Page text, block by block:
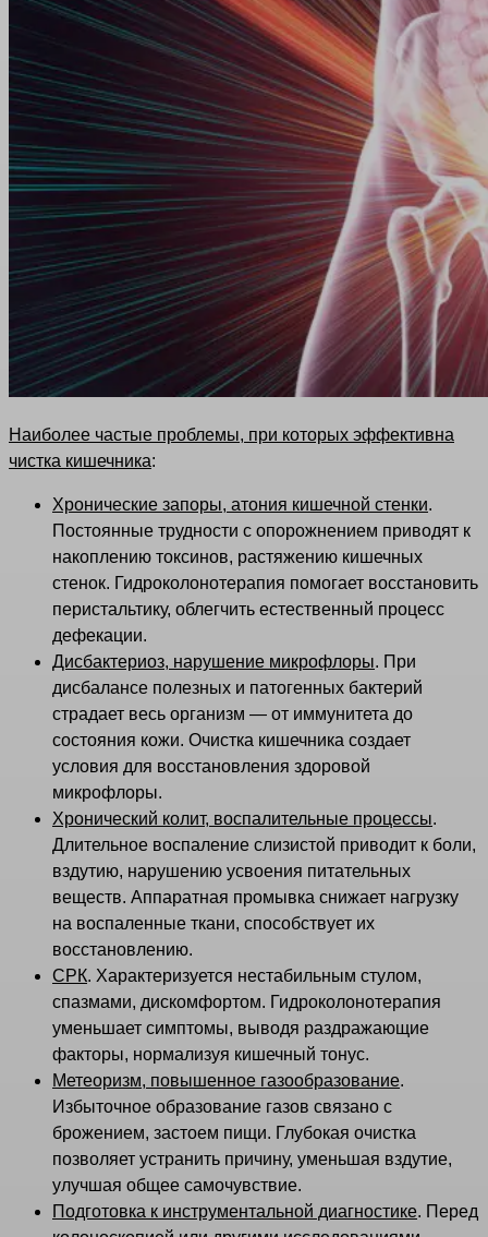
Наиболее частые проблемы, при которых эффективна
чистка кишечника:
Хронические запоры, атония кишечной стенки.
Постоянные трудности с опорожнением приводят к
накоплению токсинов, растяжению кишечных
стенок. Гидроколонотерапия помогает восстановить
перистальтику, облегчить естественный процесс
дефекации.
Дисбактериоз, нарушение микрофлоры. При
дисбалансе полезных и патогенных бактерий
страдает весь организм — от иммунитета до
состояния кожи. Очистка кишечника создает
условия для восстановления здоровой
микрофлоры.
Хронический колит, воспалительные процессы.
Длительное воспаление слизистой приводит к боли,
вздутию, нарушению усвоения питательных
веществ. Аппаратная промывка снижает нагрузку
на воспаленные ткани, способствует их
восстановлению.
СРК. Характеризуется нестабильным стулом,
спазмами, дискомфортом. Гидроколонотерапия
уменьшает симптомы, выводя раздражающие
факторы, нормализуя кишечный тонус.
Метеоризм, повышенное газообразование.
Избыточное образование газов связано с
брожением, застоем пищи. Глубокая очистка
позволяет устранить причину, уменьшая вздутие,
улучшая общее самочувствие.
Подготовка к инструментальной диагностике. Перед